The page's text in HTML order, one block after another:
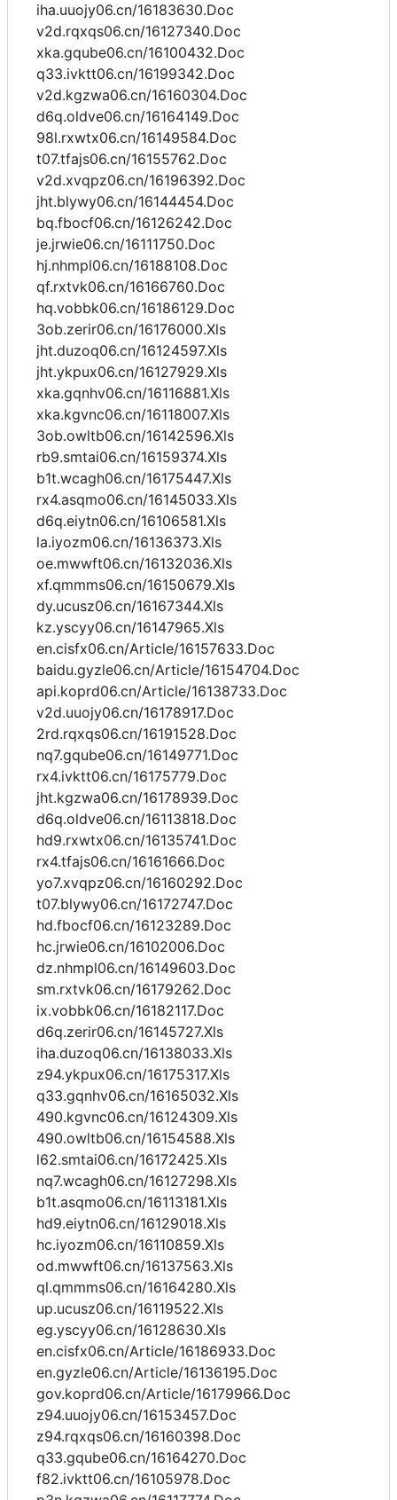
iha.uuojy06.cn/16183630.Doc
v2d.rqxqs06.cn/16127340.Doc
xka.gqube06.cn/16100432.Doc
q33.ivktt06.cn/16199342.Doc
v2d.kgzwa06.cn/16160304.Doc
d6q.oldve06.cn/16164149.Doc
98l.rxwtx06.cn/16149584.Doc
t07.tfajs06.cn/16155762.Doc
v2d.xvqpz06.cn/16196392.Doc
jht.blywy06.cn/16144454.Doc
bq.fbocf06.cn/16126242.Doc
je.jrwie06.cn/16111750.Doc
hj.nhmpl06.cn/16188108.Doc
qf.rxtvk06.cn/16166760.Doc
hq.vobbk06.cn/16186129.Doc
3ob.zerir06.cn/16176000.Xls
jht.duzoq06.cn/16124597.Xls
jht.ykpux06.cn/16127929.Xls
xka.gqnhv06.cn/16116881.Xls
xka.kgvnc06.cn/16118007.Xls
3ob.owltb06.cn/16142596.Xls
rb9.smtai06.cn/16159374.Xls
b1t.wcagh06.cn/16175447.Xls
rx4.asqmo06.cn/16145033.Xls
d6q.eiytn06.cn/16106581.Xls
la.iyozm06.cn/16136373.Xls
oe.mwwft06.cn/16132036.Xls
xf.qmmms06.cn/16150679.Xls
dy.ucusz06.cn/16167344.Xls
kz.yscyy06.cn/16147965.Xls
en.cisfx06.cn/Article/16157633.Doc
baidu.gyzle06.cn/Article/16154704.Doc
api.koprd06.cn/Article/16138733.Doc
v2d.uuojy06.cn/16178917.Doc
2rd.rqxqs06.cn/16191528.Doc
nq7.gqube06.cn/16149771.Doc
rx4.ivktt06.cn/16175779.Doc
jht.kgzwa06.cn/16178939.Doc
d6q.oldve06.cn/16113818.Doc
hd9.rxwtx06.cn/16135741.Doc
rx4.tfajs06.cn/16161666.Doc
yo7.xvqpz06.cn/16160292.Doc
t07.blywy06.cn/16172747.Doc
hd.fbocf06.cn/16123289.Doc
hc.jrwie06.cn/16102006.Doc
dz.nhmpl06.cn/16149603.Doc
sm.rxtvk06.cn/16179262.Doc
ix.vobbk06.cn/16182117.Doc
d6q.zerir06.cn/16145727.Xls
iha.duzoq06.cn/16138033.Xls
z94.ykpux06.cn/16175317.Xls
q33.gqnhv06.cn/16165032.Xls
490.kgvnc06.cn/16124309.Xls
490.owltb06.cn/16154588.Xls
l62.smtai06.cn/16172425.Xls
nq7.wcagh06.cn/16127298.Xls
b1t.asqmo06.cn/16113181.Xls
hd9.eiytn06.cn/16129018.Xls
hc.iyozm06.cn/16110859.Xls
od.mwwft06.cn/16137563.Xls
ql.qmmms06.cn/16164280.Xls
up.ucusz06.cn/16119522.Xls
eg.yscyy06.cn/16128630.Xls
en.cisfx06.cn/Article/16186933.Doc
en.gyzle06.cn/Article/16136195.Doc
gov.koprd06.cn/Article/16179966.Doc
z94.uuojy06.cn/16153457.Doc
z94.rqxqs06.cn/16160398.Doc
q33.gqube06.cn/16164270.Doc
f82.ivktt06.cn/16105978.Doc